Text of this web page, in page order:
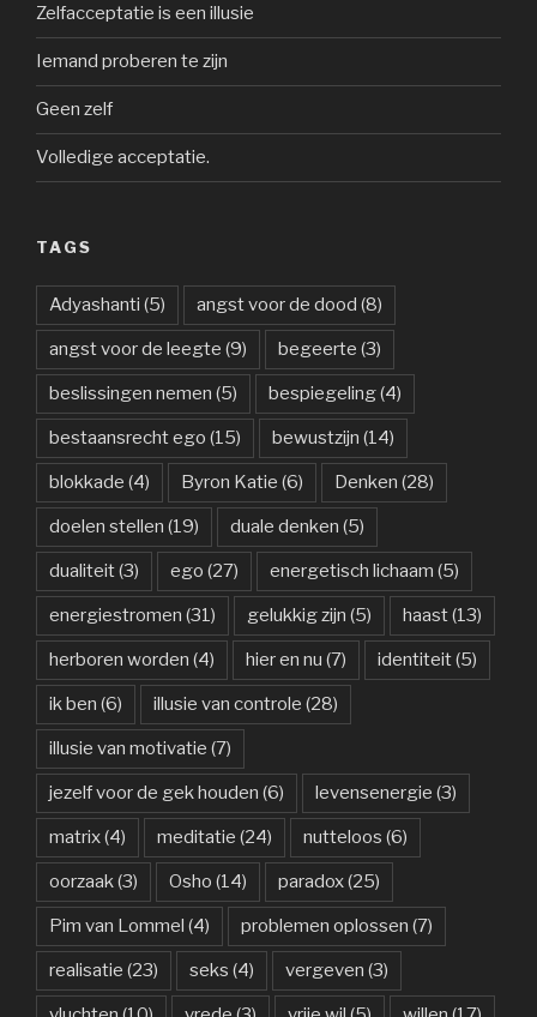
Zelfacceptatie is een illusie
Iemand proberen te zijn
Geen zelf
Volledige acceptatie.
TAGS
Adyashanti (5) angst voor de dood (8)
angst voor de leegte (9) begeerte (3)
beslissingen nemen (5) bespiegeling(4)
bestaansrecht ego (15) bewustzijn (14)
blokkade (4) Byron Katie (6) Denken (28)
doelen stellen (19) duale denken (5)
dualiteit(3) ego (27) energetisch lichaam (5)
energiestromen (31) gelukkig zijn (5) haast(13)
herboren worden (4) hier en nu (7) identiteit(5)
ik ben (6) illusie van controle (28)
illusie van motivatie (7)
jezelf voor de gek houden (6) levensenergie (3)
matrix(4) meditatie (24) nutteloos (6)
oorzaak(3) Osho (14) paradox(25)
Pim van Lommel (4) problemen oplossen (7)
realisatie (23) seks (4) vergeven (3)